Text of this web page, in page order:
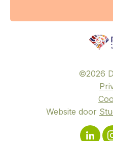
©2026
Website door